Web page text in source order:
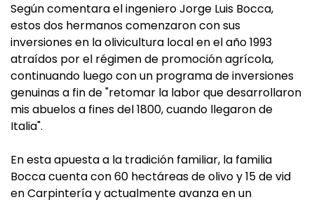
Según comentara el ingeniero Jorge Luis Bocca,
estos dos hermanos comenzaron con sus
inversiones en la olivicultura local en el año 1993
atraídos por el régimen de promoción agrícola,
continuando luego con un programa de inversiones
genuinas a fin de "retomar la labor que desarrollaron
mis abuelos a fines del 1800, cuando llegaron de
Italia".
En esta apuesta a la tradición familiar, la familia
Bocca cuenta con 60 hectáreas de olivo y 15 de vid
en Carpintería y actualmente avanza en un